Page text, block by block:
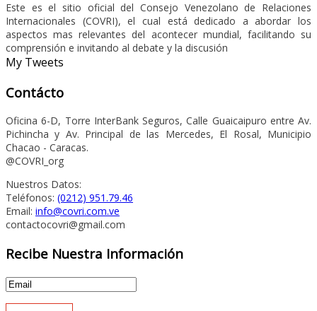
Este es el sitio oficial del Consejo Venezolano de Relaciones
Internacionales (COVRI), el cual está dedicado a abordar los
aspectos mas relevantes del acontecer mundial, facilitando su
comprensión e invitando al debate y la discusión
My Tweets
Contácto
Oficina 6-D, Torre InterBank Seguros, Calle Guaicaipuro entre Av.
Pichincha y Av. Principal de las Mercedes, El Rosal, Municipio
Chacao - Caracas.
@COVRI_org
Nuestros Datos:
Teléfonos: (0212) 951.79.46
Email: info@covri.com.ve
contactocovri@gmail.com
Recibe Nuestra Información